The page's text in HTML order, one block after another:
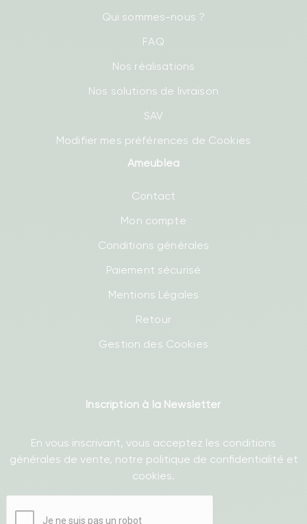
Qui sommes-nous ?
FAQ
Nos réalisations
Nos solutions de livraison
SAV
Modifier mes préférences de Cookies
Ameublea
Contact
Mon compte
Conditions générales
Paiement sécurisé
Mentions Légales
Retour
Gestion des Cookies
Inscription à la Newsletter
En vous inscrivant, vous acceptez les conditions
générales de vente, notre politique de confidentialité et
cookies.